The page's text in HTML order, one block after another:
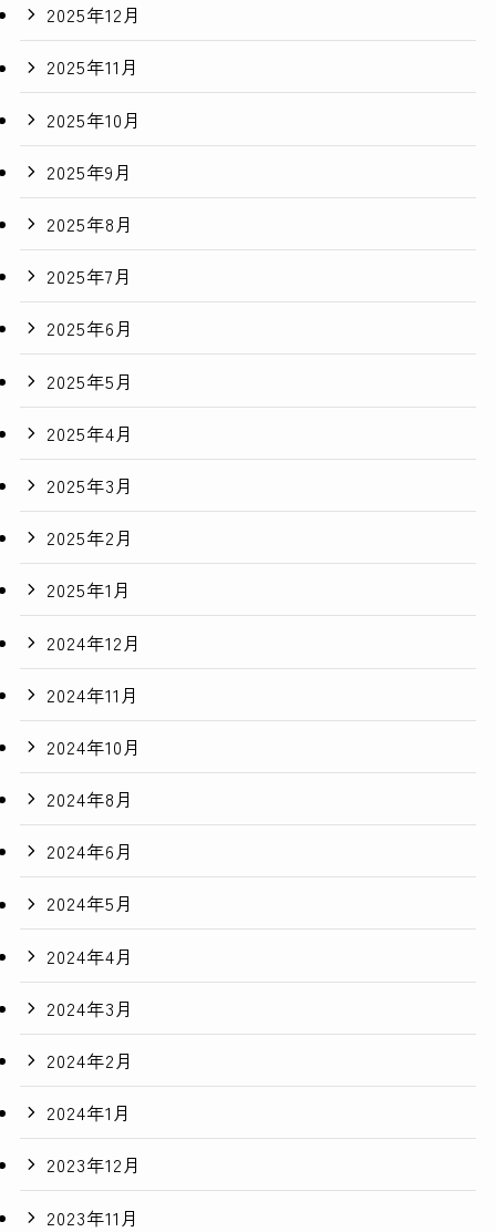
2025年12月
2025年11月
2025年10月
2025年9月
2025年8月
2025年7月
2025年6月
2025年5月
2025年4月
2025年3月
2025年2月
2025年1月
2024年12月
2024年11月
2024年10月
2024年8月
2024年6月
2024年5月
2024年4月
2024年3月
2024年2月
2024年1月
2023年12月
2023年11月